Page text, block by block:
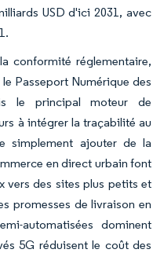
USD d'ici 2031, avec
conformité réglementaire,
Passeport Numérique des
le principal moteur de
à intégrer la traçabilité au
simplement ajouter de la
en direct urbain font
vers des sites plus petits et
promesses de livraison en
automatisées dominent
5G réduisent le coût des